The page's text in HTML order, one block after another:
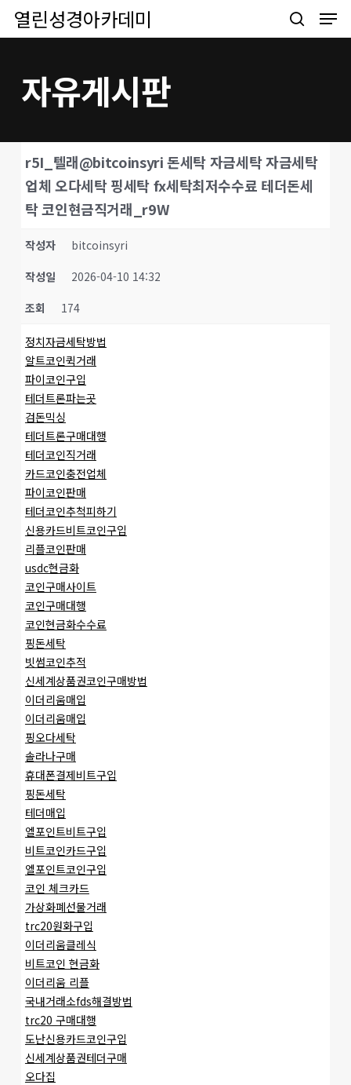
Skip열린성경아카데미
search
자유게시판
r5I_텔래@bitcoinsyri 돈세탁 자금세탁 자금세탁
업체 오다세탁 핑세탁 fx세탁최저수수료 테더돈세
탁 코인현금직거래_r9W
작성자
bitcoinsyri
작성일
2026-04-10 14:32
조회
174
정치자금세탁방법
알트코인퀵거래
파이코인구입
테더트론파는곳
검돈믹싱
테더트론구매대행
테더코인직거래
카드코인충전업체
파이코인판매
테더코인추척피하기
신용카드비트코인구입
리플코인판매
usdc현금화
코인구매사이트
코인구매대행
코인현금화수수료
핑돈세탁
빗썸코인추적
신세계상품권코인구매방법
이더리움매입
이더리움매입
핑오다세탁
솔라나구매
휴대폰결제비트구입
핑돈세탁
테더매입
엘포인트비트구입
비트코인카드구입
엘포인트코인구입
코인 체크카드
가상화폐선물거래
trc20원화구입
이더리움클레식
비트코인 현금화
이더리움 리플
국내거래소fds해결방법
trc20 구매대행
도난신용카드코인구입
신세계상품권테더구매
오다집